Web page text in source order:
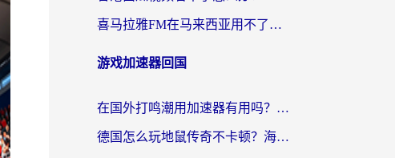
喜马拉雅FM在马来西亚用不了怎么办？海外华人亲测有效的回国加速指南
游戏加速器回国
在国外打鸣潮用加速器有用吗？安全吗？海外玩家国服游戏加速全指南
德国怎么玩地鼠传奇不卡顿？海外党国服游戏加速全攻略（含战双EVE实用指南）